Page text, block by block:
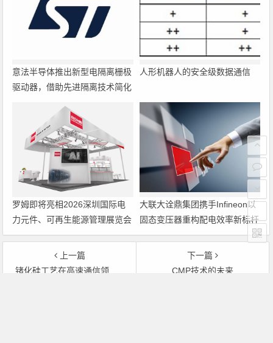
意法半导体推出新型电隔离栅极
驱动器，借助先进隔离技术简化
人形机器人的安全级数据通信
罗姆即将亮相2026深圳国际电
力元件、可再生能源管理展览会
暨研讨会
大联大诠鼎集团携手Infineon以
固态变压器重构配电效率新标杆
上一篇
锗化硅工艺在高速通信领域的应用
下一篇
CMP技术的未来